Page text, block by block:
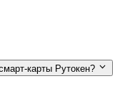
карты Рутокен?